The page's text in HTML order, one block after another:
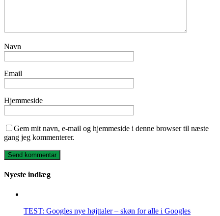
Navn
Email
Hjemmeside
Gem mit navn, e-mail og hjemmeside i denne browser til næste
gang jeg kommenterer.
Nyeste indlæg
TEST: Googles nye højttaler – skøn for alle i Googles